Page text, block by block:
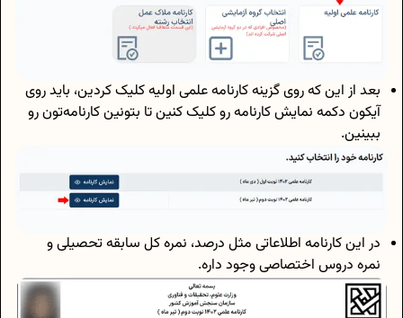
بعد از این که روی گزینه کارنامه علمی اولیه کلیک کردین، باید روی
آیکون دکمه نمایش کارنامه رو کلیک کنین تا بتونین کارنامه‌تون رو
ببینین.
در این کارنامه اطلاعاتی مثل درصد، نمره کل سابقه تحصیلی و
نمره دروس اختصاصی وجود داره.